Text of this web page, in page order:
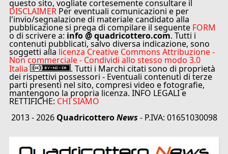
questo sito, vogliate cortesemente consultare il
DISCLAIMER Per eventuali comunicazioni e per
l'invio/segnalazione di materiale candidato alla
pubblicazione si prega di compilare il seguente FORM
o di scrivere a: info @ quadricottero.com. Tutti i
contenuti pubblicati, salvo diversa indicazione, sono
soggetti alla licenza Creative Commons Attribuzione -
Non commerciale - Condividi allo stesso modo 3.0
Italia . Tutti i Marchi citati sono di proprietà
dei rispettivi possessori - Eventuali contenuti di terze
parti presenti nel sito, compresi video e fotografie,
mantengono la propria licenza. INFO LEGALI e
RETTIFICHE: CHI SIAMO
2013 - 2026 QuadricotteroNews - P.IVA: 01651030098